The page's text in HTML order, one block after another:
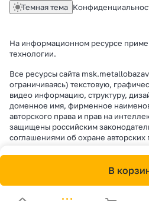
В
Темная тема
На информационном ресурсе
технологии.
Все ресурсы сайта
ограничиваясь) текстовую,
видео информацию, структуру,
доменное имя, фирменное
авторского права и прав на
защищены российским
соглашениями об охране авторских